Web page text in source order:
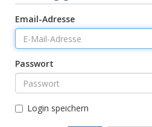
Email-Adresse
Passwort
Login speichern